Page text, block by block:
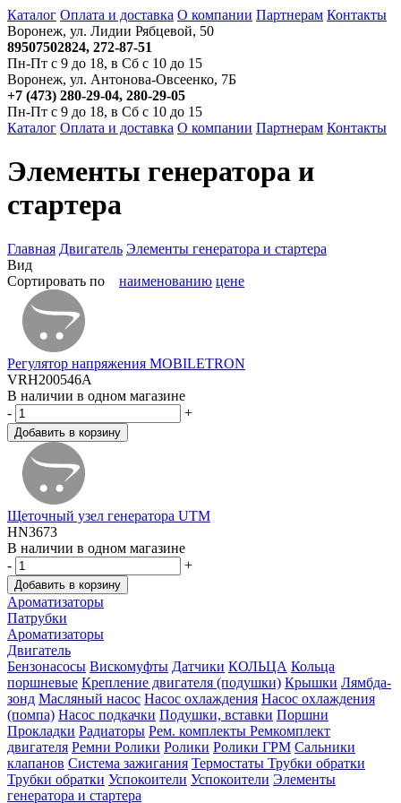
Каталог Оплата и доставка О компании Партнерам Контакты
Воронеж, ул. Лидии Рябцевой, 50
89507502824, 272-87-51
Пн-Пт с 9 до 18, в Сб с 10 до 15
Воронеж, ул. Антонова-Овсеенко, 7Б
+7 (473) 280-29-04, 280-29-05
Пн-Пт с 9 до 18, в Сб с 10 до 15
Каталог Оплата и доставка О компании Партнерам Контакты
Элементы генератора и
стартера
Главная Двигатель Элементы генератора и стартера
Вид
Сортировать по наименованию цене
Регулятор напряжения MOBILETRON
VRH200546A
В наличии в одном магазине
-
+
Щеточный узел генератора UTM
HN3673
В наличии в одном магазине
-
+
Ароматизаторы
Патрубки
Ароматизаторы
Двигатель
Бензонасосы Вискомуфты Датчики КОЛЬЦА Кольца
поршневые Крепление двигателя (подушки) Крышки Лямбда-
зонд Масляный насос Насос охлаждения Насос охлаждения
(помпа) Насос подкачки Подушки, вставки Поршни
Прокладки Радиаторы Рем. комплекты Ремкомплект
двигателя Ремни Ролики Ролики Ролики ГРМ Сальники
клапанов Система зажигания Термостаты Трубки обратки
Трубки обратки Успокоители Успокоители Элементы
генератора и стартера